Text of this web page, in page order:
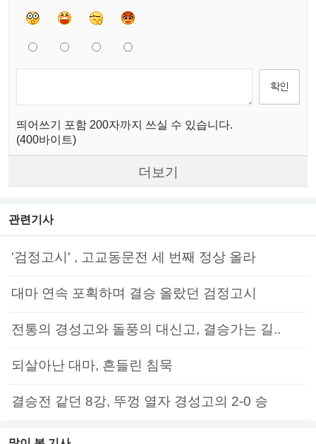
띄어쓰기 포함 200자까지 쓰실 수 있습니다.
(400바이트)
더보기
관련기사
'검정고시' , 고교동문전 세 번째 정상 올라
대마 연속 포획하며 결승 올랐던 검정고시
전통의 경성고와 돌풍의 대신고, 결승가는 길..
되살아난 대마, 흔들린 침묵
결승전 같던 8강, 뚜껑 열자 경성고의 2-0 승